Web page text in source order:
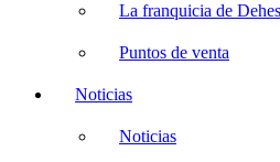
La franquicia de
Puntos de venta
Noticias
Noticias